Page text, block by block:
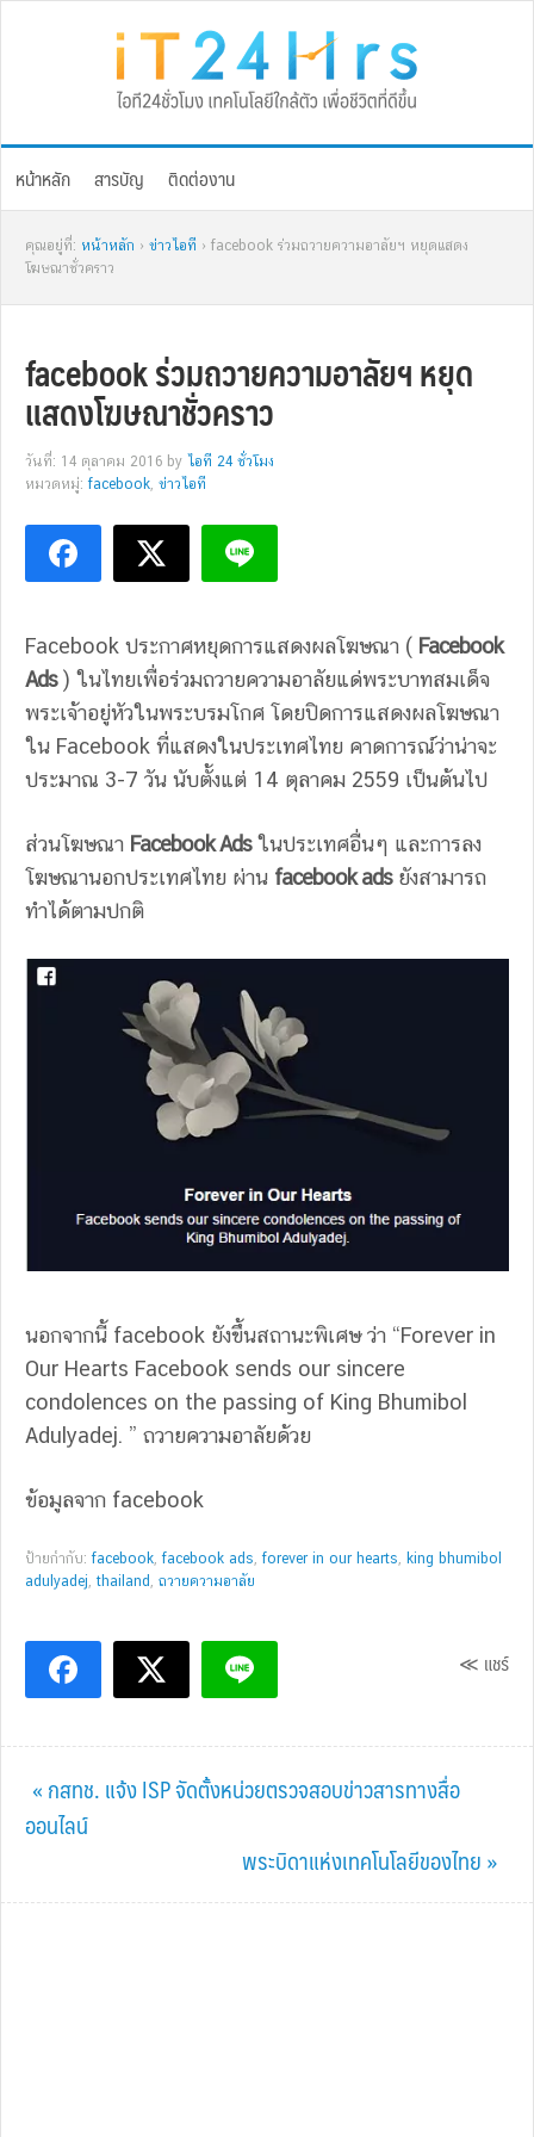
หน้าหลัก สารบัญ ติดต่องาน
คุณอยู่ที่: หน้าหลัก › ข่าวไอที › facebook ร่วมถวายความอาลัยฯ หยุดแสดง
โฆษณาชั่วคราว
facebook ร่วมถวายความอาลัยฯ หยุด
แสดงโฆษณาชั่วคราว
วันที่: 14 ตุลาคม 2016 by ไอที 24 ชั่วโมง
หมวดหมู่:facebook, ข่าวไอที
Facebook ประกาศหยุดการแสดงผลโฆษณา ( Facebook
Ads) ในไทยเพื่อร่วมถวายความอาลัยแด่พระบาทสมเด็จ
พระเจ้าอยู่หัวในพระบรมโกศ โดยปิดการแสดงผลโฆษณา
ใน Facebook ที่แสดงในประเทศไทย คาดการณ์ว่าน่าจะ
ประมาณ 3-7 วัน นับตั้งแต่ 14 ตุลาคม 2559 เป็นต้นไป
ส่วนโฆษณา Facebook Adsในประเทศอื่นๆ และการลง
โฆษณานอกประเทศไทย ผ่าน facebook adsยังสามารถ
ทำได้ตามปกติ
นอกจากนี้ facebook ยังขึ้นสถานะพิเศษ ว่า “Forever in
Our Hearts Facebook sends our sincere
condolences on the passing of King Bhumibol
Adulyadej. ” ถวายความอาลัยด้วย
ข้อมูลจาก facebook
ป้ายกำกับ:facebook ,facebook ads ,forever in our hearts
king bhumibol
adulyadej ,thailand ถวายความอาลัย
≪ แชร์
Previous
Post:
« กสทช. แจ้ง ISP จัดตั้งหน่วยตรวจสอบข่าวสารทางสื่อ
ออนไลน์
Next
Post:
พระบิดาแห่งเทคโนโลยีของไทย »